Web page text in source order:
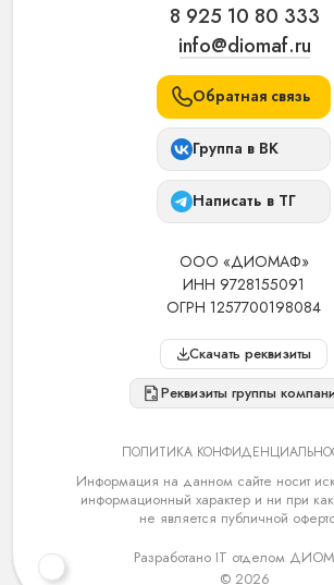
ООО «ДИОМАФ»
ИНН 9728155091
ОГРН 1257700198084
Скачать реквизиты
Реквизиты группы
8 925 10 80 333
info@diomaf.ru
Обратная связь
Группа в ВК
Написать в ТГ
Разработано IT отделом
© 2026
ПОЛИТИКА
Информация на данном сайте носит
информационный характер и ни при
не является публичной